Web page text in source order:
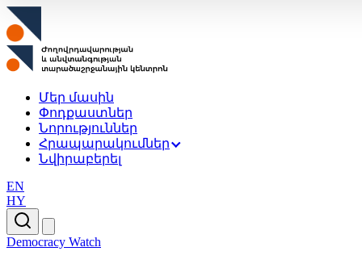
Մեր մասին
Փոդքաստներ
Նորություններ
Հրապարակումներ
Նվիրաբերել
EN
HY
Democracy Watch